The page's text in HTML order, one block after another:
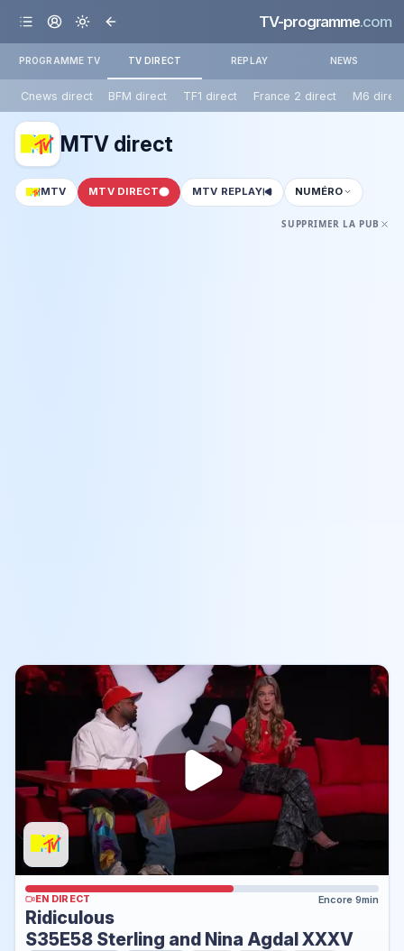
TV-programme.com
PROGRAMME TV TV DIRECT REPLAY NEWS
Cnews direct BFM direct TF1 direct France 2 direct M6
MTV direct
MTV MTV DIRECT MTV REPLAY NUMÉRO
EN DIRECT Encore 9min
Ridiculous
S35E58 Sterling and Nina Agdal XXXV
SUPPRIMER LA PUB